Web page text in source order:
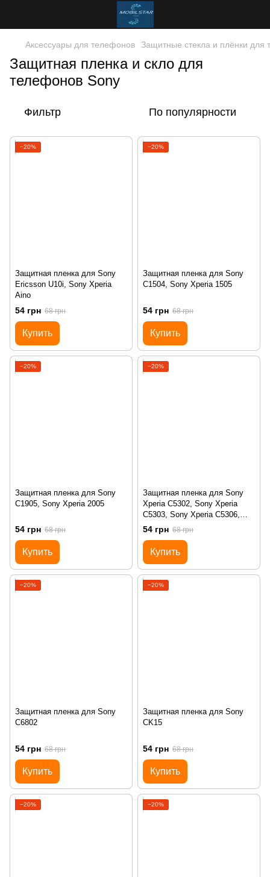
Аксессуары для телефонов Защитные стекла и плёнки для
Защитная пленка и скло для
телефонов Sony
Фильтр По популярности
−20%
Защитная пленка для Sony
Ericsson U10i, Sony Xperia
Aino
54 грн 68 грн
Купить
−20%
Защитная пленка для Sony
C1504, Sony Xperia 1505
54 грн 68 грн
Купить
−20%
Защитная пленка для Sony
C1905, Sony Xperia 2005
54 грн 68 грн
Купить
−20%
Защитная пленка для Sony
Xperia C5302, Sony Xperia
C5303, Sony Xperia C5306,
Sony Xperia M35h
54 грн 68 грн
Купить
−20%
Защитная пленка для Sony
C6802
54 грн 68 грн
Купить
−20%
Защитная пленка для Sony
CK15
54 грн 68 грн
Купить
−20% −20%